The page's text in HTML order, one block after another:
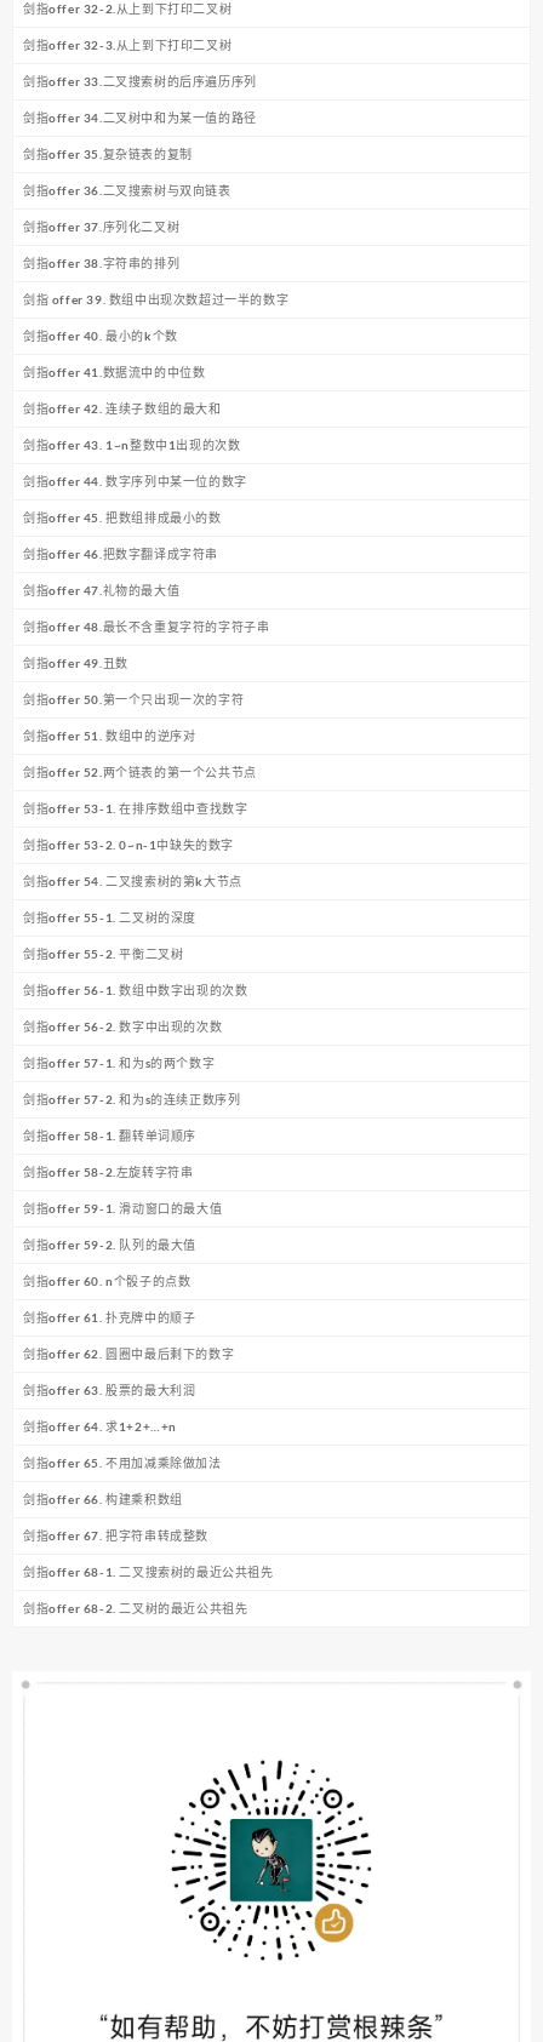
剑指offer 32-2.从上到下打印二叉树
剑指offer 32-3.从上到下打印二叉树
剑指offer 33.二叉搜索树的后序遍历序列
剑指offer 34.二叉树中和为某一值的路径
剑指offer 35.复杂链表的复制
剑指offer 36.二叉搜索树与双向链表
剑指offer 37.序列化二叉树
剑指offer 38.字符串的排列
剑指 offer 39. 数组中出现次数超过一半的数字
剑指offer 40. 最小的k个数
剑指offer 41.数据流中的中位数
剑指offer 42. 连续子数组的最大和
剑指offer 43. 1~n整数中1出现的次数
剑指offer 44. 数字序列中某一位的数字
剑指offer 45. 把数组排成最小的数
剑指offer 46.把数字翻译成字符串
剑指offer 47.礼物的最大值
剑指offer 48.最长不含重复字符的字符子串
剑指offer 49.丑数
剑指offer 50.第一个只出现一次的字符
剑指offer 51. 数组中的逆序对
剑指offer 52.两个链表的第一个公共节点
剑指offer 53-1. 在排序数组中查找数字
剑指offer 53-2. 0~n-1中缺失的数字
剑指offer 54. 二叉搜索树的第k大节点
剑指offer 55-1. 二叉树的深度
剑指offer 55-2. 平衡二叉树
剑指offer 56-1. 数组中数字出现的次数
剑指offer 56-2. 数字中出现的次数
剑指offer 57-1. 和为s的两个数字
剑指offer 57-2. 和为s的连续正数序列
剑指offer 58-1. 翻转单词顺序
剑指offer 58-2.左旋转字符串
剑指offer 59-1. 滑动窗口的最大值
剑指offer 59-2. 队列的最大值
剑指offer 60. n个骰子的点数
剑指offer 61. 扑克牌中的顺子
剑指offer 62. 圆圈中最后剩下的数字
剑指offer 63. 股票的最大利润
剑指offer 64. 求1+2+…+n
剑指offer 65. 不用加减乘除做加法
剑指offer 66. 构建乘积数组
剑指offer 67. 把字符串转成整数
剑指offer 68-1. 二叉搜索树的最近公共祖先
剑指offer 68-2. 二叉树的最近公共祖先